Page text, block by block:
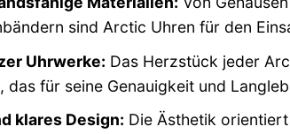
sind Arctic Uhren für den
Uhrwerke: Das Herzstück jeder
das für seine Genauigkeit und
klares Design: Die Ästhetik